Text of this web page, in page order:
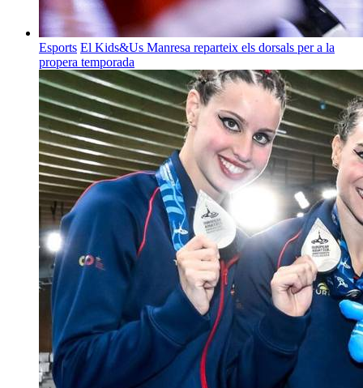
Esports El Kids&Us Manresa reparteix els dorsals per a la
propera temporada